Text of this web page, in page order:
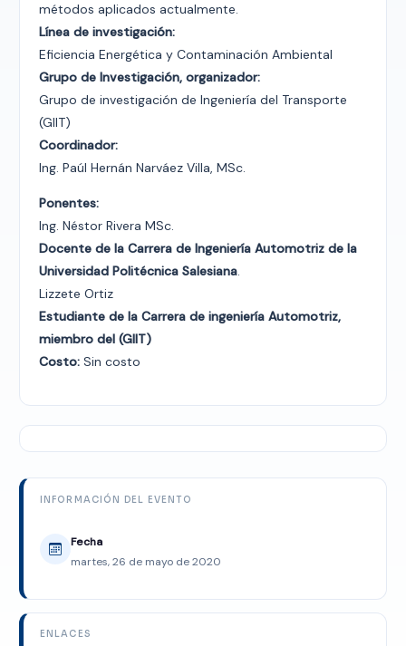
métodos aplicados actualmente.
Línea de investigación:
Eficiencia Energética y Contaminación Ambiental
Grupo de Investigación, organizador:
Grupo de investigación de Ingeniería del Transporte
(GIIT)
Coordinador:
Ing. Paúl Hernán Narváez Villa, MSc.
Ponentes:
Ing. Néstor Rivera MSc.
Docente de la Carrera de Ingeniería Automotriz de la
Universidad Politécnica Salesiana.
Lizzete Ortiz
Estudiante de la Carrera de ingeniería Automotriz,
miembro del (GIIT)
Costo: Sin costo
INFORMACIÓN DEL EVENTO
Fecha
martes, 26 de mayo de 2020
ENLACES